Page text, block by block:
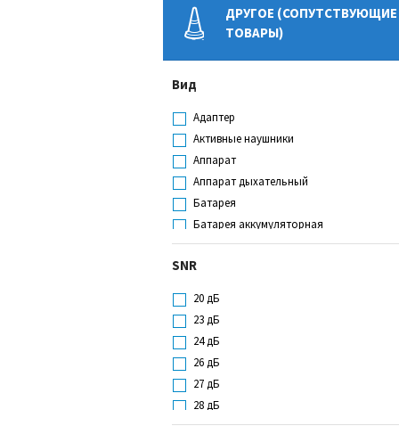
ДРУГОЕ (СОПУТСТВУЮЩИЕ
ТОВАРЫ)
Вид
Адаптер
Активные наушники
Аппарат
Аппарат дыхательный
Батарея
Батарея аккумуляторная
Блок
Вкладыши противошумные
SNR
20 дБ
23 дБ
24 дБ
26 дБ
27 дБ
28 дБ